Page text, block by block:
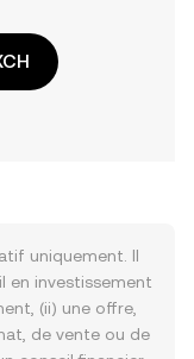
uniquement. Il
en investissement
(ii) une offre,
de vente ou de